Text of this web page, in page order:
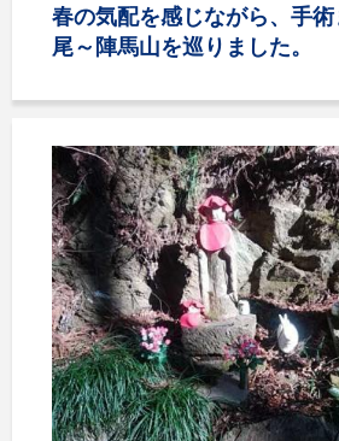
春の気配を感じながら、手
尾～陣馬山を巡りました。